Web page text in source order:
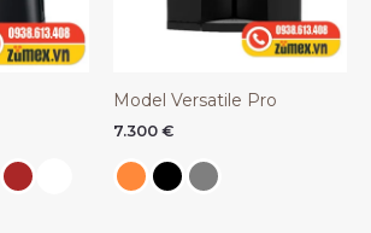
Model Versatile Pro
7.300 €